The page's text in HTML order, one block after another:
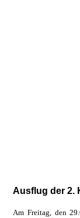
Ausflug der 2.
Am Freitag, den